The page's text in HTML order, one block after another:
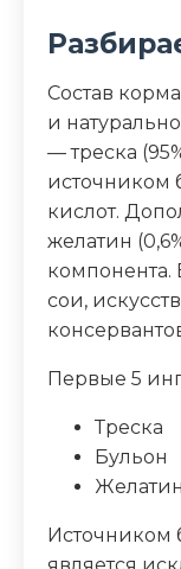
Белок (%)
Жир (%)
Влага (%)
Состав
и
— треска
источником
кислот.
желатин
компонента.
сои,
Первые 5
Треска
Бульон
Желатин
Источником
является